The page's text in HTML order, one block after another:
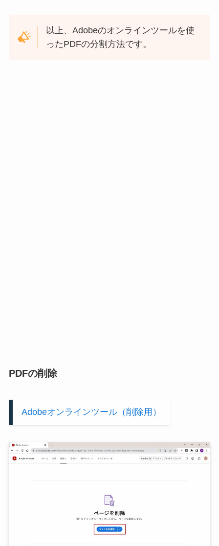
以上、Adobeのオンラインツールを使
ったPDFの分割方法です。
PDFの削除
Adobeオンラインツール（削除用）